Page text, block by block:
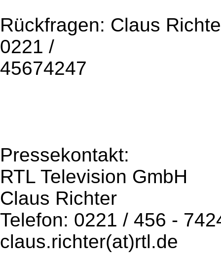
Rückfragen: Claus
0221 /
45674247
Pressekontakt:
RTL Television GmbH
Claus Richter
Telefon: 0221 / 456 -
claus.richter(at)rtl.de